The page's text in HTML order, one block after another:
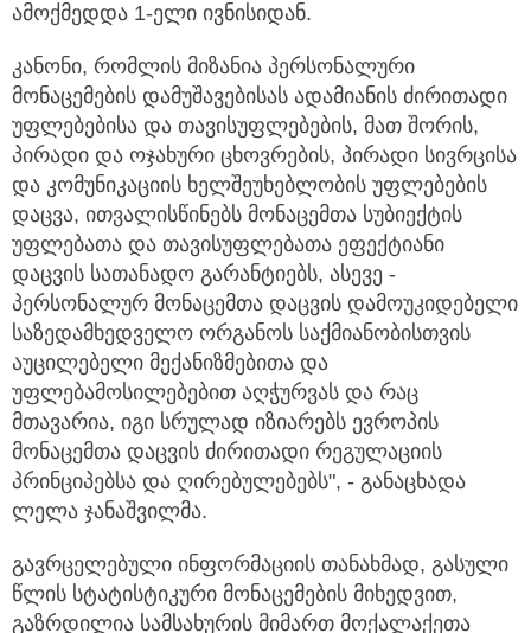
ამოქმედდა 1-ელი ივნისიდან.
კანონი, რომლის მიზანია პერსონალური
მონაცემების დამუშავებისას ადამიანის ძირითადი
უფლებებისა და თავისუფლებების, მათ შორის,
პირადი და ოჯახური ცხოვრების, პირადი სივრცისა
და კომუნიკაციის ხელშეუხებლობის უფლებების
დაცვა, ითვალისწინებს მონაცემთა სუბიექტის
უფლებათა და თავისუფლებათა ეფექტიანი
დაცვის სათანადო გარანტიებს, ასევე -
პერსონალურ მონაცემთა დაცვის დამოუკიდებელი
საზედამხედველო ორგანოს საქმიანობისთვის
აუცილებელი მექანიზმებითა და
უფლებამოსილებებით აღჭურვას და რაც
მთავარია, იგი სრულად იზიარებს ევროპის
მონაცემთა დაცვის ძირითადი რეგულაციის
პრინციპებსა და ღირებულებებს", - განაცხადა
ლელა ჯანაშვილმა.
გავრცელებული ინფორმაციის თანახმად, გასული
წლის სტატისტიკური მონაცემების მიხედვით,
გაზრდილია სამსახურის მიმართ მოქალაქეთა